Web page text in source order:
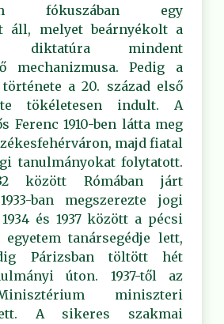
fókuszában egy
áll, melyet beárnyékolt a
diktatúra mindent
mechanizmusa. Pedig a
a 20. század első
tökéletesen indult. A
Ferenc 1910-ben látta meg
majd fiatal
tanulmányokat folytatott.
között Rómában járt
ban megszerezte jogi
és 1937 között a pécsi
tanársegédje lett,
Párizsban töltött hét
úton. 1937-től az
miniszteri
A sikeres szakmai